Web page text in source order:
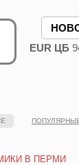
EUR ЦБ
В ПЕРМИ